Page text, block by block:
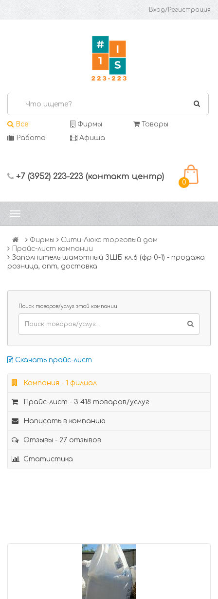
Вход/Регистрация
Все Фирмы
Товары
Работа
Афиша
+7 (3952) 223-223 (контакт центр)
0
Фирмы
Сити-Люкс торговый дом
Прайс-лист компании
Заполнитель шамотный ЗШБ кл.6 (фр 0-1) - продажа
розница, опт, доставка
Поиск товаров/услуг этой компании
Скачать прайс-лист
Компания - 1 филиал
Прайс-лист - 3 418 товаров/услуг
Написать в компанию
Отзывы - 27 отзывов
Статистика